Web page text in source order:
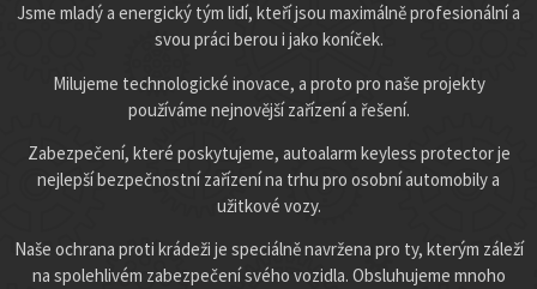
Jsme mladý a energický tým lidí, kteří jsou maximálně profesionální a
svou práci berou i jako koníček.
Milujeme technologické inovace, a proto pro naše projekty
používáme nejnovější zařízení a řešení.
Zabezpečení, které poskytujeme, autoalarm keyless protector je
nejlepší bezpečnostní zařízení na trhu pro osobní automobily a
užitkové vozy.
Naše ochrana proti krádeži je speciálně navržena pro ty, kterým záleží
na spolehlivém zabezpečení svého vozidla. Obsluhujeme mnoho